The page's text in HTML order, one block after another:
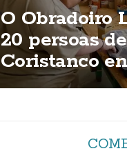
O Obradoiro
20 persoas
Coristanco